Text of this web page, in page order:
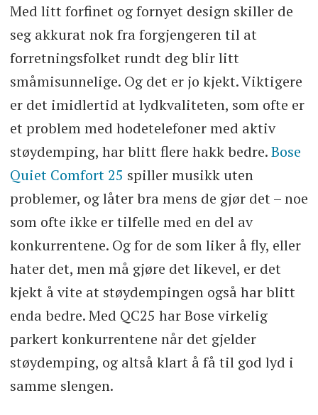
Med litt forfinet og fornyet design skiller de
seg akkurat nok fra forgjengeren til at
forretningsfolket rundt deg blir litt
småmisunnelige. Og det er jo kjekt. Viktigere
er det imidlertid at lydkvaliteten, som ofte er
et problem med hodetelefoner med aktiv
støydemping, har blitt flere hakk bedre.Bose
Quiet Comfort 25 spiller musikk uten
problemer, og låter bra mens de gjør det – noe
som ofte ikke er tilfelle med en del av
konkurrentene. Og for de som liker å fly, eller
hater det, men må gjøre det likevel, er det
kjekt å vite at støydempingen også har blitt
enda bedre. Med QC25 har Bose virkelig
parkert konkurrentene når det gjelder
støydemping, og altså klart å få til god lyd i
samme slengen.